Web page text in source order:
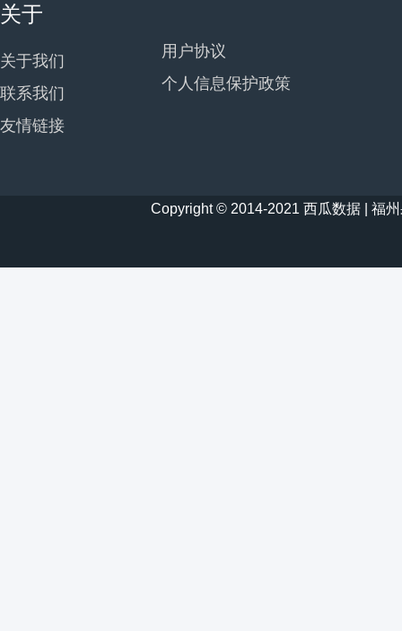
关于
关于我们
联系我们
友情链接
用户协议
个人信息保护政策
Copyright © 2014-2021 西瓜数据 | 福